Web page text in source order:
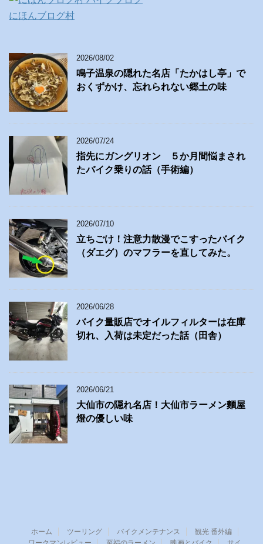
にほんブログ村
2026/08/02
鳴子温泉の隠れた名店「たかはし亭」で
おくずかけ、忘れられない郷土の味
2026/07/24
指先にガングリオン ５か月間悩まされ
たバイク乗りの話（手術編）
2026/07/10
立ちごけ！注意力散漫でこすったバイク
（ダエグ）のマフラーを直してみた。
2026/06/28
バイク量販店でオイルフィルターは在庫
切れ、入荷は未定だった話（田舎）
2026/06/21
大仙市の隠れ名店！大仙市ラーメン麵屋
燈の優しい味
ホーム ツーリング バイクメンテナンス
観光 番外編